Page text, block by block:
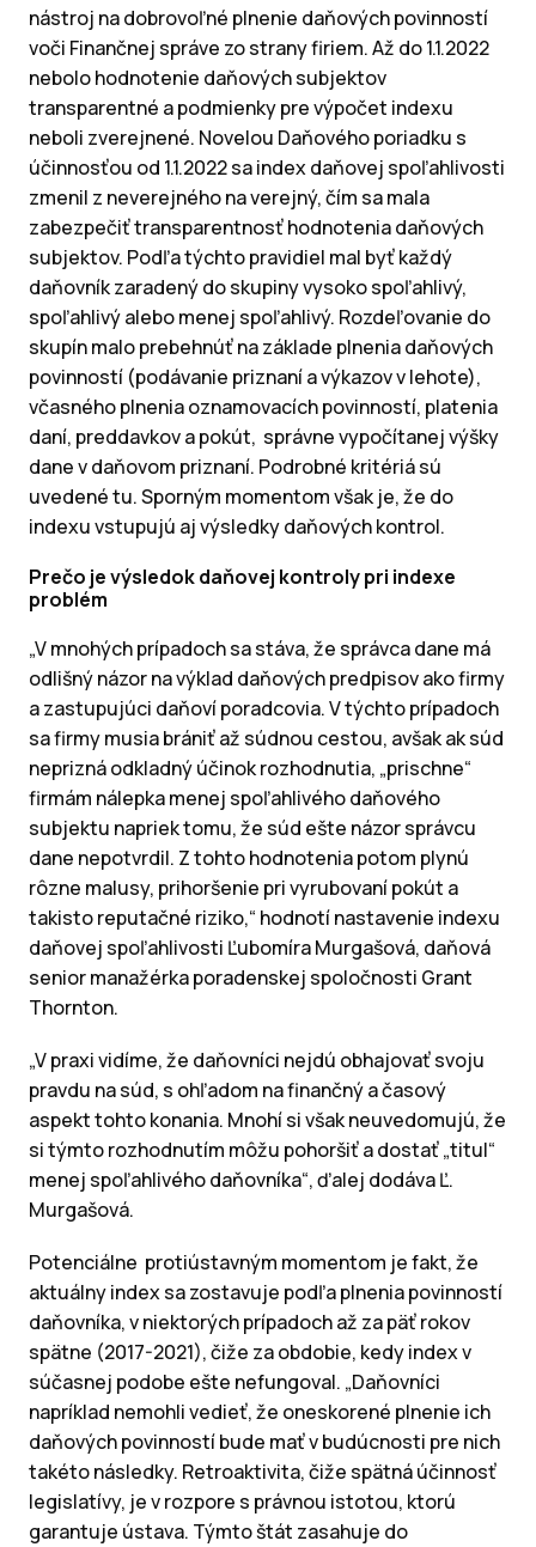
nástroj na dobrovoľné plnenie daňových povinností
voči Finančnej správe zo strany firiem. Až do 1.1.2022
nebolo hodnotenie daňových subjektov
transparentné a podmienky pre výpočet indexu
neboli zverejnené. Novelou Daňového poriadku s
účinnosťou od 1.1.2022 sa index daňovej spoľahlivosti
zmenil z neverejného na verejný, čím sa mala
zabezpečiť transparentnosť hodnotenia daňových
subjektov. Podľa týchto pravidiel mal byť každý
daňovník zaradený do skupiny vysoko spoľahlivý,
spoľahlivý alebo menej spoľahlivý. Rozdeľovanie do
skupín malo prebehnúť na základe plnenia daňových
povinností (podávanie priznaní a výkazov v lehote),
včasného plnenia oznamovacích povinností, platenia
daní, preddavkov a pokút, správne vypočítanej výšky
dane v daňovom priznaní. Podrobné kritériá sú
uvedené tu. Sporným momentom však je, že do
indexu vstupujú aj výsledky daňových kontrol.
Prečo je výsledok daňovej kontroly pri indexe
problém
„V mnohých prípadoch sa stáva, že správca dane má
odlišný názor na výklad daňových predpisov ako firmy
a zastupujúci daňoví poradcovia. V týchto prípadoch
sa firmy musia brániť až súdnou cestou, avšak ak súd
neprizná odkladný účinok rozhodnutia, „prischne“
firmám nálepka menej spoľahlivého daňového
subjektu napriek tomu, že súd ešte názor správcu
dane nepotvrdil. Z tohto hodnotenia potom plynú
rôzne malusy, prihoršenie pri vyrubovaní pokút a
takisto reputačné riziko,“ hodnotí nastavenie indexu
daňovej spoľahlivosti Ľubomíra Murgašová, daňová
senior manažérka poradenskej spoločnosti Grant
Thornton.
„V praxi vidíme, že daňovníci nejdú obhajovať svoju
pravdu na súd, s ohľadom na finančný a časový
aspekt tohto konania. Mnohí si však neuvedomujú, že
si týmto rozhodnutím môžu pohoršiť a dostať „titul“
menej spoľahlivého daňovníka“, ďalej dodáva Ľ.
Murgašová.
Potenciálne protiústavným momentom je fakt, že
aktuálny index sa zostavuje podľa plnenia povinností
daňovníka, v niektorých prípadoch až za päť rokov
spätne (2017-2021), čiže za obdobie, kedy index v
súčasnej podobe ešte nefungoval. „Daňovníci
napríklad nemohli vedieť, že oneskorené plnenie ich
daňových povinností bude mať v budúcnosti pre nich
takéto následky. Retroaktivita, čiže spätná účinnosť
legislatívy, je v rozpore s právnou istotou, ktorú
garantuje ústava. Týmto štát zasahuje do